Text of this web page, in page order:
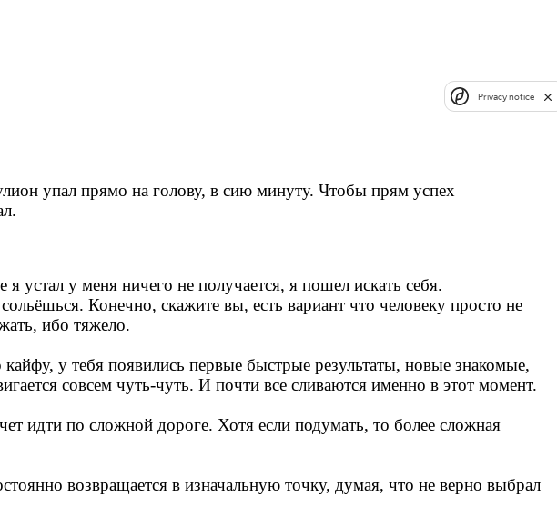
упал прямо на голову, в сию минуту. Чтобы прям успех
устал у меня ничего не получается, я пошел искать себя.
Конечно, скажите вы, есть вариант что человеку просто не
ибо тяжело.
у тебя появились первые быстрые результаты, новые знакомые,
совсем чуть-чуть. И почти все сливаются именно в этот момент.
идти по сложной дороге. Хотя если подумать, то более сложная
возвращается в изначальную точку, думая, что не верно выбрал
Privacy notice